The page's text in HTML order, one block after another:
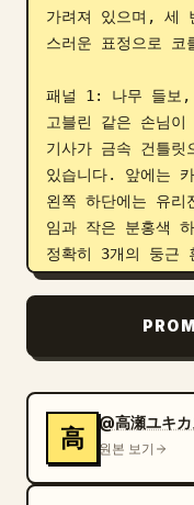
가려져 있으며, 세
스러운 표정으로
패널 1: 나무 들보
고블린 같은 손님
기사가 금속 건틀릿
있습니다. 앞에는
왼쪽 하단에는 유
임과 작은 분홍색
정확히 3개의 둥근
는 몽환적인 분홍
숟가락을 들고 캐
천국처럼 달콤한 분
둥근 흰색 말풍선
패널 3: 속도선과
高
@高瀬ユキ
원본 보기